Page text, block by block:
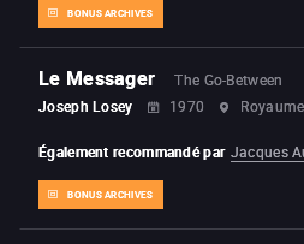
BONUS ARCHIVES
Le Messager
The Go-Between
Joseph Losey
1970
BONUS ARCHIVES
Également recommandé par Jacques